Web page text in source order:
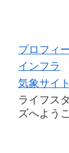
プロフィ
インフラ
気象サイ
ライフス
ズへよう